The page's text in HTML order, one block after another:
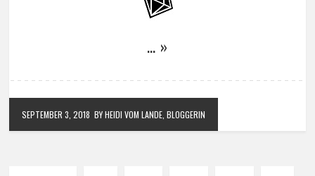
… »
SEPTEMBER 3, 2018 BY HEIDI VOM LANDE, BLOGGERIN